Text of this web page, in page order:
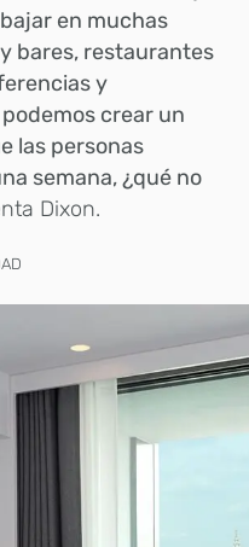
en muchas
bares, restaurantes
y
crear un
las personas
semana, ¿qué no
Dixon.